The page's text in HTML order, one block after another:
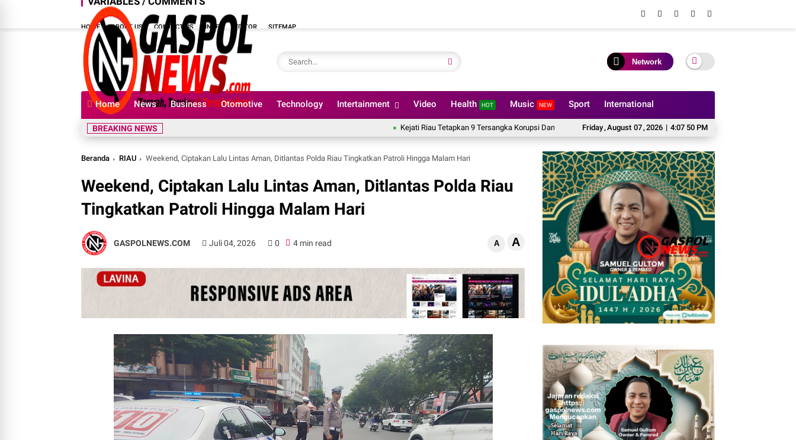
HOME ABOUT US CONTACT US INDEX EDITOR SITEMAP
Network
Home News Business Otomotive Technology Intertainment Video Health HOT Music NEW Sport International
Friday,August 07,2026 | 4:07 52 PM
BREAKING NEWS Kejati Riau Tetapkan 9 Tersangka Korupsi Dana PI 10% Pertamina Hulu Rokan 12 Hektare Jagung Jadi Tumpuan, Polsek
Beranda RIAU Weekend, Ciptakan Lalu Lintas Aman, Ditlantas Polda Riau Tingkatkan Patroli Hingga Malam Hari
Weekend, Ciptakan Lalu Lintas Aman, Ditlantas Polda Riau
Tingkatkan Patroli Hingga Malam Hari
GASPOLNEWS.COM Juli 04, 2026 0 4 min read A A